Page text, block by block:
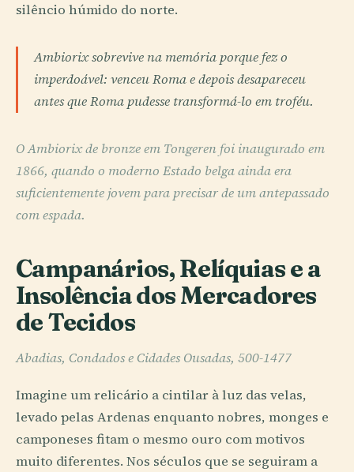
silêncio húmido do norte.
Ambiorix sobrevive na memória porque fez o
imperdoável: venceu Roma e depois desapareceu
antes que Roma pudesse transformá-lo em troféu.
O Ambiorix de bronze em Tongeren foi inaugurado em
1866, quando o moderno Estado belga ainda era
suficientemente jovem para precisar de um antepassado
com espada.
Campanários, Relíquias e a
Insolência dos Mercadores
de Tecidos
Abadias, Condados e Cidades Ousadas, 500-1477
Imagine um relicário a cintilar à luz das velas,
levado pelas Ardenas enquanto nobres, monges e
camponeses fitam o mesmo ouro com motivos
muito diferentes. Nos séculos que se seguiram a